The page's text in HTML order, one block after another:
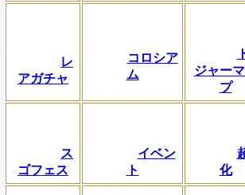
レ
アガチャ
コロシア
ム
ジャー
プ
ス
ゴフェス
イベン
ト
化